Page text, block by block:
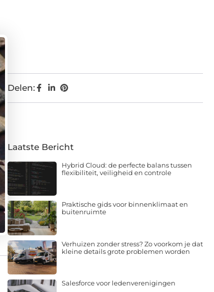
Delen:
Laatste Bericht
Hybrid Cloud: de perfecte balans tussen
flexibiliteit, veiligheid en controle
Praktische gids voor binnenklimaat en
buitenruimte
Verhuizen zonder stress? Zo voorkom je dat
kleine details grote problemen worden
Salesforce voor ledenverenigingen